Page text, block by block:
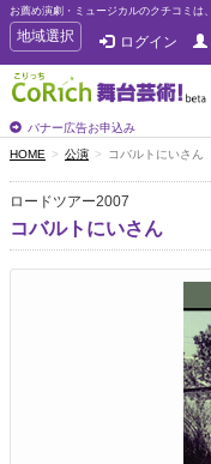
お薦め演劇・ミュージカルのクチコミは
T
o
g
g
e
n
a
v
g
地域選択 ログイン
バナー広告お申込み
HOME 公演 コバルトにいさん
ロードツアー2007
コバルトにいさん